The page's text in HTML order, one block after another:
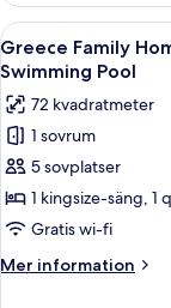
Homestay
Near
Legoland
Öppna
alla
foton
för
Greece
Family
Homestay
Near
Legoland
acces
11
Greece Family
Swimming Pool
72 kvadratmeter
1 sovrum
5 sovplatser
1 kingsize-säng, 1
Gratis wi-fi
Mer information
Mer